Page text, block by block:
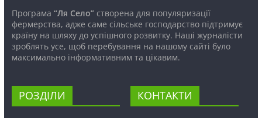
Програма “Ля Село”створена для популяризації
фермерства, адже саме сільське господарство підтримує
країну на шляху до успішного розвитку. Наші журналісти
зроблять усе, щоб перебування на нашому сайті було
максимально інформативним та цікавим.
РОЗДІЛИ КОНТАКТИ